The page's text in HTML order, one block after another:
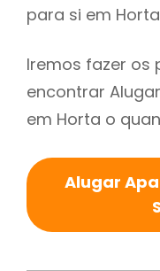
para si em
Iremos fazer os
encontrar
em Horta o
Alugar